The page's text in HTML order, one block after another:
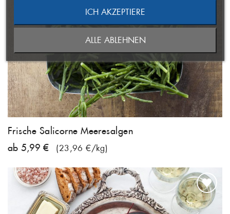
Frische Salicorne Meeresalgen
ab 5,99 €
(23,96 €/kg)
ABBRECHEN
WUNSCHLISTE ERSTELLEN
ABBRECHEN
ANMELDEN
ALLE ABLEHNEN
ICH AKZEPTIERE